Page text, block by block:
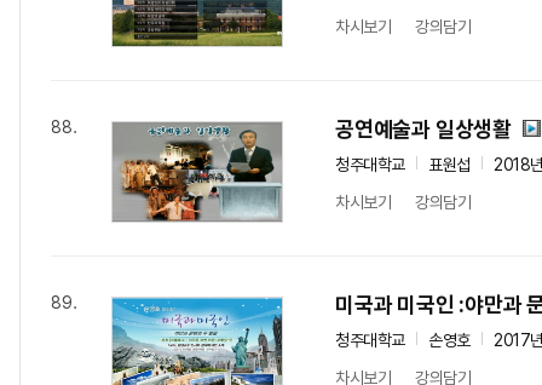
차시보기
강의담기
88. 공연예술과 일상생활
청주대학교 표원섭
2018
차시보기
강의담기
89. 미국과 미국인 :야만과
청주대학교 손영호
2017
차시보기
강의담기